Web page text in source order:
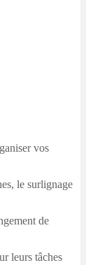
vos
le surlignage
de
leurs tâches